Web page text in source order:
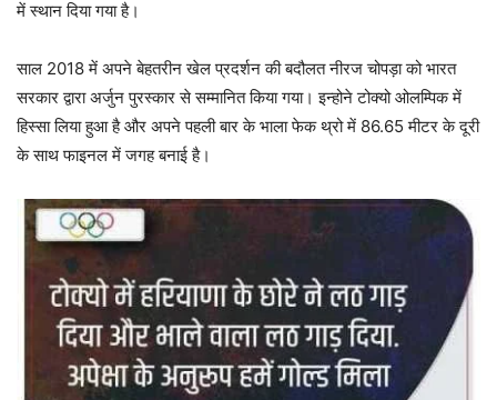
में स्थान दिया गया है।
साल 2018 में अपने बेहतरीन खेल प्रदर्शन की बदौलत नीरज चोपड़ा को भारत
सरकार द्वारा अर्जुन पुरस्कार से सम्मानित किया गया। इन्होने टोक्यो ओलम्पिक में
हिस्सा लिया हुआ है और अपने पहली बार के भाला फेक थ्रो में 86.65 मीटर के दूरी
के साथ फाइनल में जगह बनाई है।